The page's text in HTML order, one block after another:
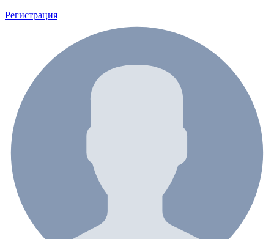
Регистрация